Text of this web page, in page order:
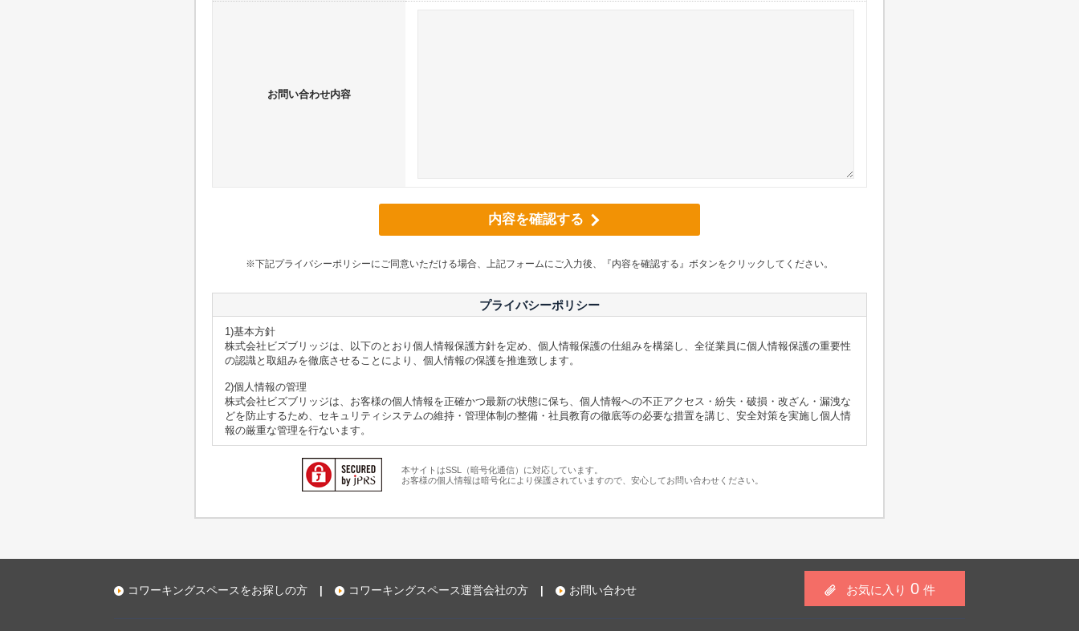
お問い合わせ内容
内容を確認する
※下記プライバシーポリシーにご同意いただける場合、上記フォームにご入力後、『内容を確認する』ボタンをクリックしてください。
プライバシーポリシー
1)基本方針
株式会社ビズブリッジは、以下のとおり個人情報保護方針を定め、個人情報保護の仕組みを構築し、全従業員に個人情報保護の重要性
の認識と取組みを徹底させることにより、個人情報の保護を推進致します。
2)個人情報の管理
株式会社ビズブリッジは、お客様の個人情報を正確かつ最新の状態に保ち、個人情報への不正アクセス・紛失・破損・改ざん・漏洩な
どを防止するため、セキュリティシステムの維持・管理体制の整備・社員教育の徹底等の必要な措置を講じ、安全対策を実施し個人情
報の厳重な管理を行ないます。
3)個人情報の利用目的
本ウェブサイトでは、お客様からのお問い合わせ時に、お名前、e-mailアドレス、電話番号等の個人情報をご登録いただく場合がござ
いますが、これらの個人情報はご提供いただく際の目的や株式会社ビズブリッジからお客様への情報提供以外では利用いたしません。
・お客様が希望されるサービスを行なうために株式会社ビズブリッジが業務を委託する業者に対して開示をする必要がある場合
・法令に基づき開示することが必要である場合
本サイトはSSL（暗号化通信）に対応しています。
お客様の個人情報は暗号化により保護されていますので、安心してお問い合わせください。
コワーキングスペースをお探しの方 コワーキングスペース運営会社の方 お問い合わせ お気に入り 0 件